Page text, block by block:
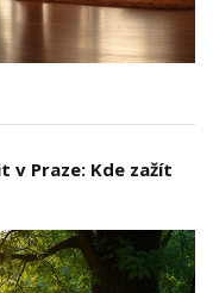
v Praze: Kde zažít